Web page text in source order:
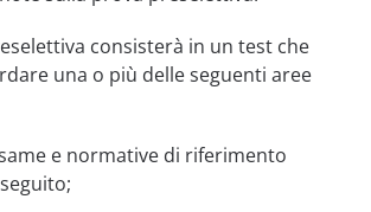
consisterà in un test che
una o più delle seguenti aree
e normative di riferimento